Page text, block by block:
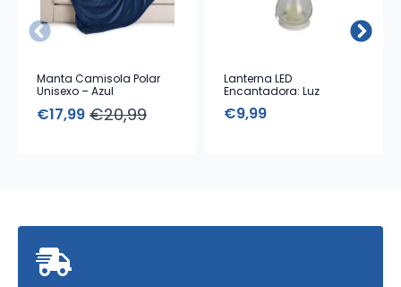
Manta Camisola Polar
Unisexo – Azul
€20,99
O
€17,99
O
Lanterna LED
Encantadora: Luz
Elegante
€9,99